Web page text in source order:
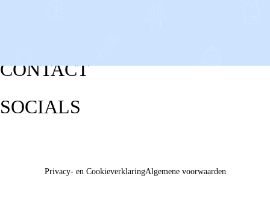
CONTACT
SOCIALS
Privacy- en CookieverklaringAlgemene voorwaarden